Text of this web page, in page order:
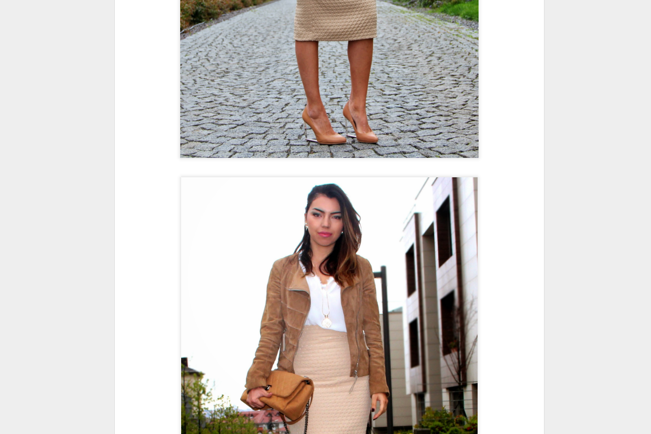
you save time of unpacking and repacking during your holidays or
work trips. I tend to travel with a cabin size luggage for most of my
summer trips and now I become stressed even when I accidentally put
an extra piece in my luggage and bring it back home unworn lol. Here
are my tips for traveling light, packing light and feeling light...
NOV
11
Sonbahar Makyajı
Sonbahar bizlere kendini, düşen hava sıcaklığı ve turuncu
kahverengi bir doğa ile iyice belli etti. Bende hala Eylül başındaki
Göcek tatilimden kalan tatlı bir bronzluk mevcut. Bundan dolayı, kış
makyajımda sevdiğim beyaz ten kırmızı/bordo dudaklara geçmeden
önce, bronz ve doğal tonlarda makyajlarla bu mevsimin tadını
çıkarıyorum. Siz de buna benzer bir makyaj yapmak isterseniz,
Bougatsa - Selanik Böreği
Benim gibi farklı tatlara düşkün, her gördüğünü tadıp evde
yapmadan duramayan biri için Bougatsa'yı yani Selanik Böreğini
bu yaza kadar denememiş olmak gerçekten çok ilginç; Selanik'e gittiğim
de düşünülürse. Bu efsane lezzeti aslında Yunanistan'da kahvaltıda
yemekmiş adet ancak bence yemek sonrası için de müthiş bir tatlı. İşin
içine baklava hamuru girince yaklaşık 20 tarif okudum izledim ve
sonunda her zamanki gibi kendi tarifimi yazdım, yaptım ve sonuç
inanılmaz başarılı oldu. Elbette bir sonraki bougatsam daha iyi olacak
bundan dolayı size verdiğim tarif, benim yaptığımın iyileştirilmiş
versiyonu. Şimdiden afiyet olsun.
AUG
31
Weekends at Home
Weekends of summer, for me, had been about traveling
somewhere close by to enjoy beach and time away from city life
in the past years. This summer however, due to my hectic travel
schedule in the 1st half of the year, I felt like staying in the city and
concentrating in my job in family business, as of end July. Last week
was a full week holiday in Turkey and then was the first time traveling in
whole August for me and I must say despite having enjoyed it so much,
I also felt very exhausted… That's probably because I got used to
chilling at home during the weekends in August. Now a new long
weekend has arrived and it is the perfect timing as I needed a holiday at
home after a holiday abroad :) If you also spend the weekends at home
lately, here are my tips for having fun during the relaxing off days.
AUG Summer Makeup with Rihanna's Fenty